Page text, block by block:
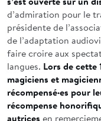
d’admiration pour le
présidente de
de l’adaptation
faire croire aux
langues. Lors de cette
magiciens et
récompensé·es pour
récompense
autrices en